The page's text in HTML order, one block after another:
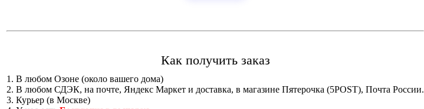
Как получить заказ
1. В любом Озоне (около вашего дома)
2. В любом СДЭК, на почте, Яндекс Маркет и доставка, в магазине Пятерочка (5POST), Почта России.
3. Курьер (в Москве)